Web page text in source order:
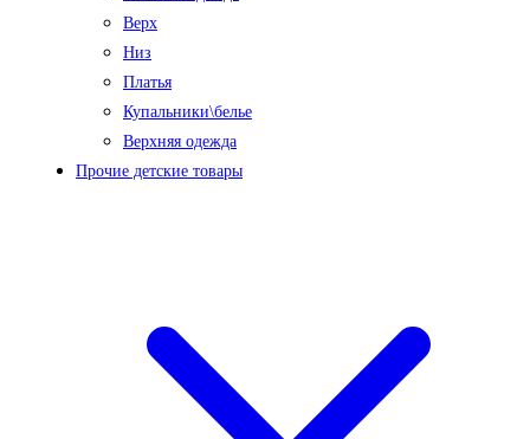
Верх
Низ
Платья
Купальники\белье
Верхняя одежда
Прочие детские товары